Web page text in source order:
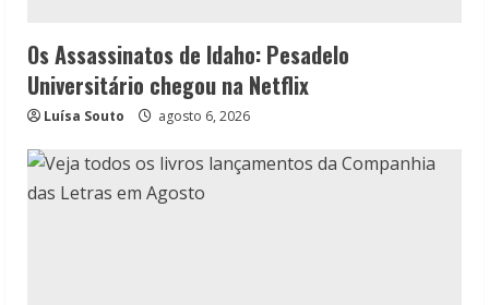
Os Assassinatos de Idaho: Pesadelo
Universitário chegou na Netflix
Luísa Souto agosto 6, 2026